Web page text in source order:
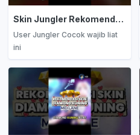
Skin Jungler Rekomendasi Diamond Kuning
User Jungler Cocok wajib liat
ini